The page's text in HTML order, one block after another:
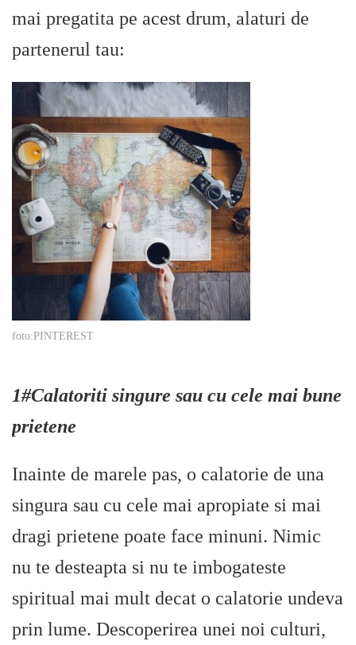
mai pregatita pe acest drum, alaturi de
partenerul tau:
foto:PINTEREST
1#Calatoriti singure sau cu cele mai bune
prietene
Inainte de marele pas, o calatorie de una
singura sau cu cele mai apropiate si mai
dragi prietene poate face minuni. Nimic
nu te desteapta si nu te imbogateste
spiritual mai mult decat o calatorie undeva
prin lume. Descoperirea unei noi culturi,